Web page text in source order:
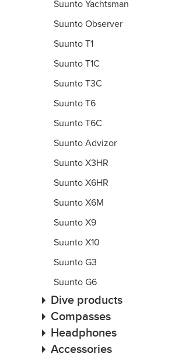
Suunto Yachtsman
Suunto Observer
Suunto T1
Suunto T1C
Suunto T3C
Suunto T6
Suunto T6C
Suunto Advizor
Suunto X3HR
Suunto X6HR
Suunto X6M
Suunto X9
Suunto X10
Suunto G3
Suunto G6
Dive products
Compasses
Headphones
Accessories